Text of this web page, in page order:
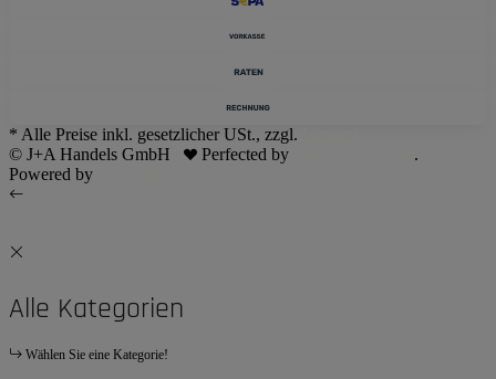
* Alle Preise inkl. gesetzlicher USt., zzgl.
© J+A Handels GmbH
Perfected by
.
Powered by
Alle Kategorien
Wählen Sie eine Kategorie!